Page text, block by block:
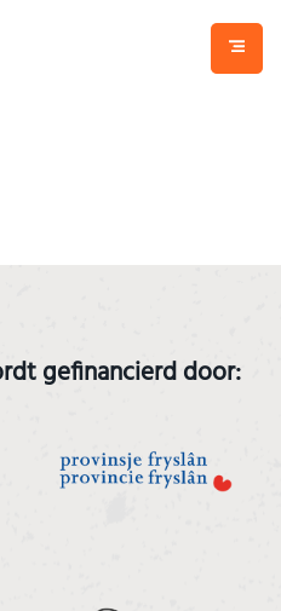
gefinancierd door: